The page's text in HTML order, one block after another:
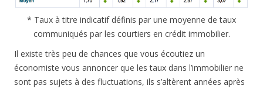
* Taux à titre indicatif définis par une moyenne de taux
communiqués par les courtiers en crédit immobilier.
Il existe très peu de chances que vous écoutiez un
économiste vous annoncer que les taux dans l’immobilier ne
sont pas sujets à des fluctuations, ils s’altèrent années après